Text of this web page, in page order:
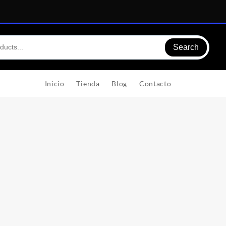
Search
Inicio Tienda Blog Contacto